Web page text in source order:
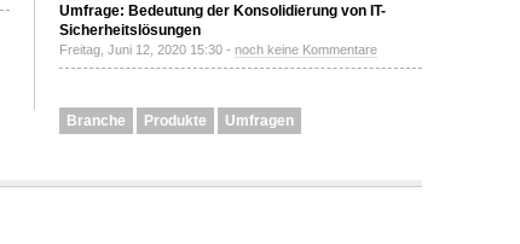
Umfrage: Bedeutung der Konsolidierung von IT-
Sicherheitslösungen
Freitag, Juni 12, 2020 15:30 - noch keine Kommentare
Branche Produkte Umfragen